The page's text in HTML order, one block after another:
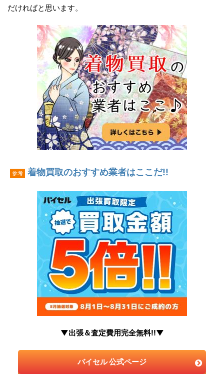
だければと思います。
参考 着物買取のおすすめ業者はここだ!!
▼出張＆査定費用完全無料!!▼
バイセル 公式ページ